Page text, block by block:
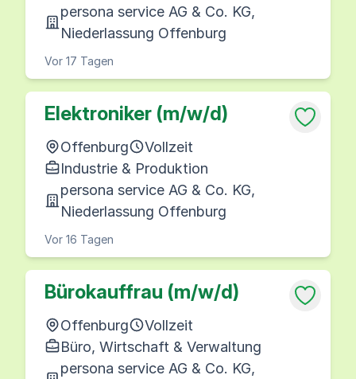
persona service AG & Co. KG,
Niederlassung Offenburg
Vor 17 Tagen
Elektroniker (m/w/d)
Offenburg
Vollzeit
Industrie & Produktion
persona service AG & Co. KG,
Niederlassung Offenburg
Vor 16 Tagen
Bürokauffrau (m/w/d)
Offenburg
Vollzeit
Büro, Wirtschaft & Verwaltung
persona service AG & Co. KG,